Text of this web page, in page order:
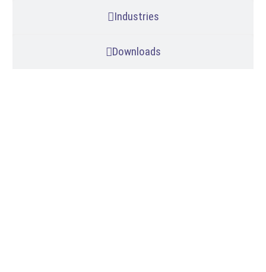
Industries
Downloads